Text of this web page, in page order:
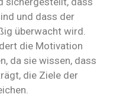
und dass der
überwacht wird.
die Motivation
da sie wissen, dass
die Ziele der